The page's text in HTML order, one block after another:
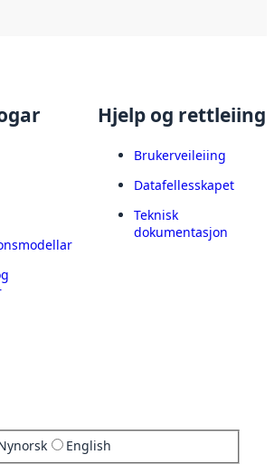
Hjelp og rettleiing
Brukerveileiing
Datafellesskapet
Teknisk
dokumentasjon
English